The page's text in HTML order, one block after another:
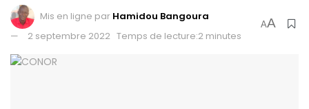
Mis en ligne par Hamidou Bangoura
2 septembre 2022 Temps de lecture:2 minutes
AA